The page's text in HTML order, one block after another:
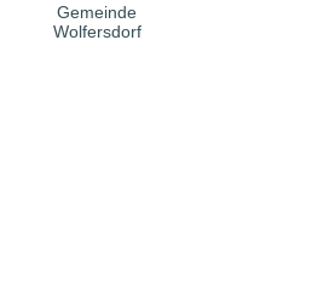
Gemeinde
Wolfersdorf